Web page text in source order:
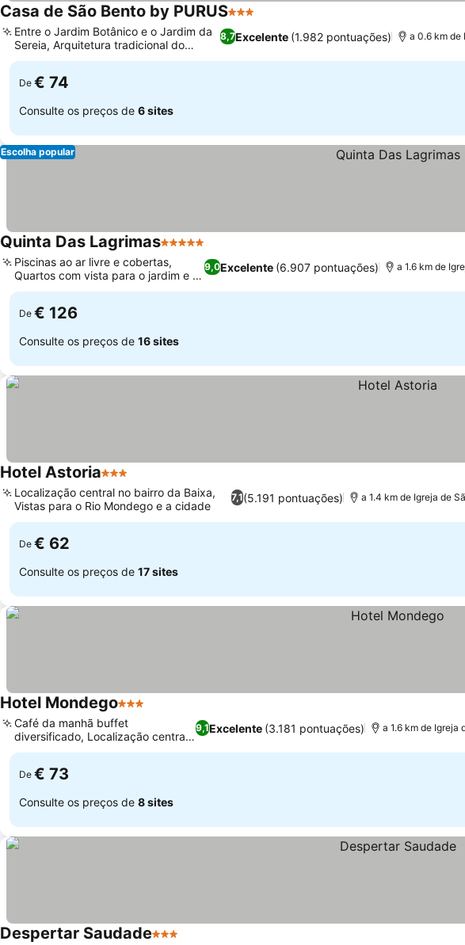
Casa de São Bento by PURUS3 Estrelas
8,7Excelente (1.982 pontuações)
Entre o Jardim Botânico e o Jardim da
Sereia, Arquitetura tradicional do
século XIX
a 0.6 km de
De € 74
Consulte os preços de 6 sites
Escolha popular
Quinta Das Lagrimas5 Estrelas
9,0Excelente (6.907 pontuações)
Piscinas ao ar livre e cobertas,
Quartos com vista para o jardim e a
cidade
a 1.6 km de
De € 126
Consulte os preços de 16 sites
Hotel Astoria3 Estrelas
7,1(5.191 pontuações)
Localização central no bairro da Baixa,
Vistas para o Rio Mondego e a cidade
a 1.4 km de Igreja de
De € 62
Consulte os preços de 17 sites
Hotel Mondego3 Estrelas
9,1Excelente (3.181 pontuações)
Café da manhã buffet
diversificado, Localização central
privilegiada
a 1.6 km de Igreja
De € 73
Consulte os preços de 8 sites
Despertar Saudade3 Estrelas